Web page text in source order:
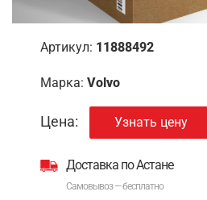
Артикул: 11888492
Марка: Volvo
Цена: Узнать цену
Доставка по Астане
Самовывоз — бесплатно